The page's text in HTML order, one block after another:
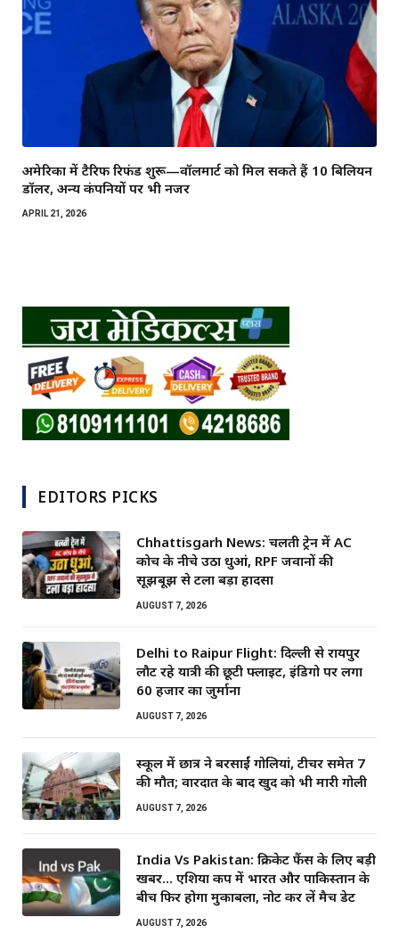
अमेरिका में टैरिफ रिफंड शुरू—वॉलमार्ट को मिल सकते हैं 10 बिलियन
डॉलर, अन्य कंपनियों पर भी नजर
APRIL 21, 2026
EDITORS PICKS
Chhattisgarh News: चलती ट्रेन में AC
कोच के नीचे उठा धुआं, RPF जवानों की
सूझबूझ से टला बड़ा हादसा
AUGUST 7, 2026
Delhi to Raipur Flight: दिल्ली से रायपुर
लौट रहे यात्री की छूटी फ्लाइट, इंडिगो पर लगा
60 हजार का जुर्माना
AUGUST 7, 2026
स्कूल में छात्र ने बरसाईं गोलियां, टीचर समेत 7
की मौत; वारदात के बाद खुद को भी मारी गोली
AUGUST 7, 2026
India Vs Pakistan: क्रिकेट फैंस के लिए बड़ी
खबर… एशिया कप में भारत और पाकिस्तान के
बीच फिर होगा मुकाबला, नोट कर लें मैच डेट
AUGUST 7, 2026